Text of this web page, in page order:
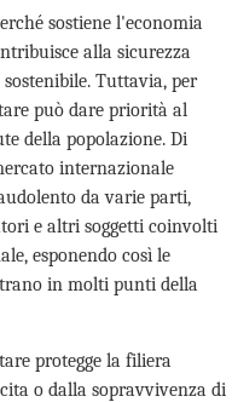
sostiene l'economia
alla sicurezza
Tuttavia, per
può dare priorità al
della popolazione. Di
internazionale
da varie parti,
e altri soggetti coinvolti
esponendo così le
in molti punti della
protegge la filiera
o dalla sopravvivenza di